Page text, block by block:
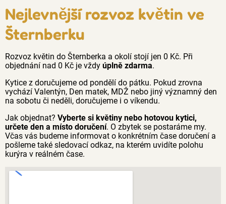
Nejlevnější rozvoz květin ve
Šternberku
Rozvoz květin do Šternberka a okolí stojí jen 0 Kč. Při
objednání nad 0 Kč je vždy úplně zdarma.
Kytice z doručujeme od pondělí do pátku. Pokud zrovna
vychází Valentýn, Den matek, MDŽ nebo jiný významný den
na sobotu či neděli, doručujeme i o víkendu.
Jak objednat? Vyberte si květiny nebo hotovou kytici,
určete den a místo doručení. O zbytek se postaráme my.
Včas vás budeme informovat o konkrétním čase doručení a
pošleme také sledovací odkaz, na kterém uvidíte polohu
kurýra v reálném čase.